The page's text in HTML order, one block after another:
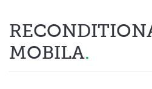
Despre noi
MOBILA